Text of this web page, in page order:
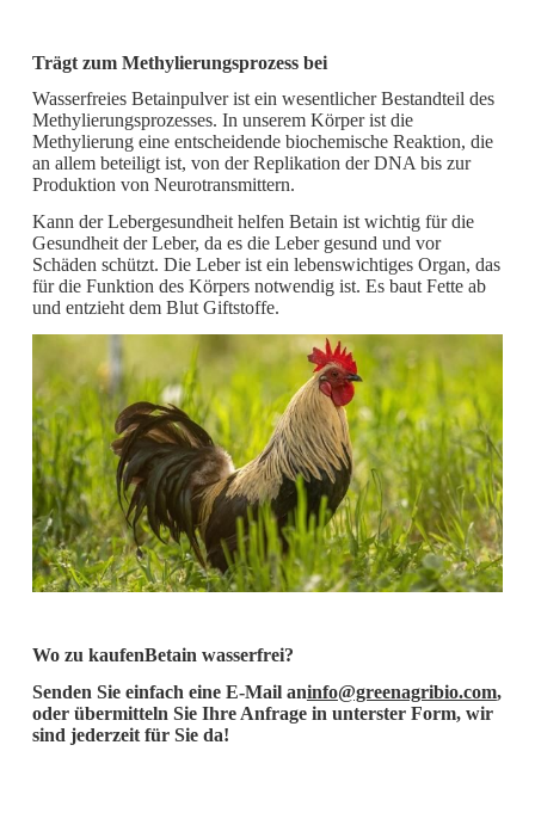
Trägt zum Methylierungsprozess bei
Wasserfreies Betainpulver ist ein wesentlicher Bestandteil des
Methylierungsprozesses. In unserem Körper ist die
Methylierung eine entscheidende biochemische Reaktion, die
an allem beteiligt ist, von der Replikation der DNA bis zur
Produktion von Neurotransmittern.
Kann der Lebergesundheit helfen Betain ist wichtig für die
Gesundheit der Leber, da es die Leber gesund und vor
Schäden schützt. Die Leber ist ein lebenswichtiges Organ, das
für die Funktion des Körpers notwendig ist. Es baut Fette ab
und entzieht dem Blut Giftstoffe.
Wo zu kaufenBetain wasserfrei?
Senden Sie einfach eine E-Mail aninfo@greenagribio.com,
oder übermitteln Sie Ihre Anfrage in unterster Form, wir
sind jederzeit für Sie da!